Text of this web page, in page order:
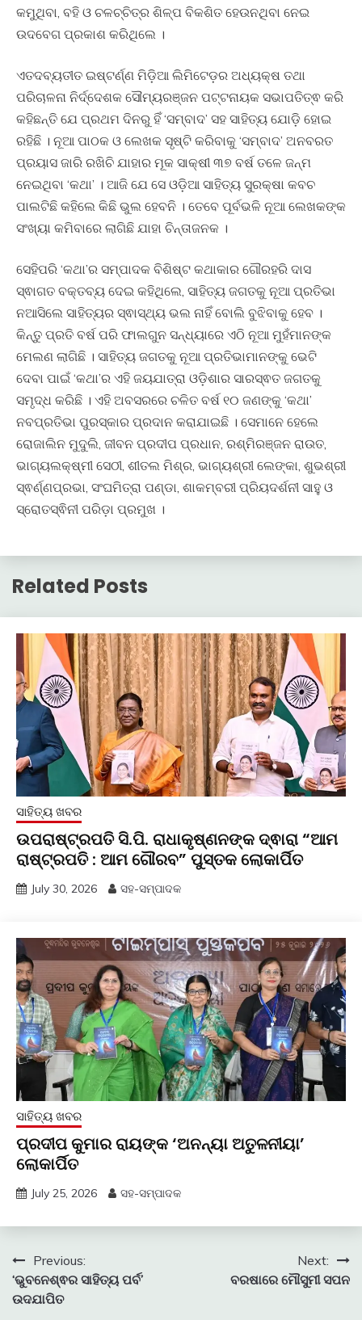
କମୁଥିବା, ବହି ଓ ଚଳଚ୍ଚିତ୍ର ଶିଳ୍ପ ବିକଶିତ ହେଉନଥିବା ନେଇ
ଉଦବେଗ ପ୍ରକାଶ କରିଥିଲେ ।
ଏତଦବ୍ୟତୀତ ଇଷ୍ଟର୍ଣ୍ଣ ମିଡ଼ିଆ ଲିମିଟେଡ଼ର ଅଧ୍ୟକ୍ଷ ତଥା
ପରିଚାଳନା ନିର୍ଦ୍ଦେଶକ ସୌମ୍ୟରଞ୍ଜନ ପଟ୍ଟନାୟକ ସଭାପତିତ୍ଵ କରି
କହିଛନ୍ତି ଯେ ପ୍ରଥମ ଦିନରୁ ହିଁ ‘ସମ୍ବାଦ’ ସହ ସାହିତ୍ୟ ଯୋଡ଼ି ହୋଇ
ରହିଛି । ନୂଆ ପାଠକ ଓ ଲେଖକ ସୃଷ୍ଟି କରିବାକୁ ‘ସମ୍ବାଦ’ ଅନବରତ
ପ୍ରୟାସ ଜାରି ରଖିଚି ଯାହାର ମୂକ ସାକ୍ଷୀ ୩୭ ବର୍ଷ ତଳେ ଜନ୍ମ
ନେଇଥିବା ‘କଥା’ । ଆଜି ଯେ ସେ ଓଡ଼ିଆ ସାହିତ୍ୟ ସୁରକ୍ଷା କବଚ
ପାଲଟିଛି କହିଲେ କିଛି ଭୁଲ ହେବନି । ତେବେ ପୂର୍ବଭଳି ନୂଆ ଲେଖକଙ୍କ
ସଂଖ୍ୟା କମିବାରେ ଲାଗିଛି ଯାହା ଚିନ୍ତାଜନକ ।
ସେହିପରି ‘କଥା’ର ସମ୍ପାଦକ ବିଶିଷ୍ଟ କଥାକାର ଗୌରହରି ଦାସ
ସ୍ଵାଗତ ବକ୍ତବ୍ୟ ଦେଇ କହିଥିଲେ, ସାହିତ୍ୟ ଜଗତକୁ ନୂଆ ପ୍ରତିଭା
ନଆସିଲେ ସାହିତ୍ୟର ସ୍ଵାସ୍ଥ୍ୟ ଭଲ ନାହିଁ ବୋଲି ବୁଝିବାକୁ ହେବ ।
କିନ୍ତୁ ପ୍ରତି ବର୍ଷ ପରି ଫାଲଗୁନ ସନ୍ଧ୍ୟାରେ ଏଠି ନୂଆ ମୁହଁମାନଙ୍କ
ମେଲଣ ଲାଗିଛି । ସାହିତ୍ୟ ଜଗତକୁ ନୂଆ ପ୍ରତିଭାମାନଙ୍କୁ ଭେଟି
ଦେବା ପାଇଁ ‘କଥା’ର ଏହି ଜୟଯାତ୍ରା ଓଡ଼ିଶାର ସାରସ୍ଵତ ଜଗତକୁ
ସମୃଦ୍ଧ କରିଛି । ଏହି ଅବସରରେ ଚଳିତ ବର୍ଷ ୧୦ ଜଣଙ୍କୁ ‘କଥା’
ନବପ୍ରତିଭା ପୁରସ୍କାର ପ୍ରଦାନ କରାଯାଇଛି । ସେମାନେ ହେଲେ
ରୋଜାଲିନ ମୁଦୁଲି, ଜୀବନ ପ୍ରଦୀପ ପ୍ରଧାନ, ରଶ୍ମିରଞ୍ଜନ ରାଉତ,
ଭାଗ୍ୟଲକ୍ଷ୍ମୀ ସେଠୀ, ଶୀତଲ ମିଶ୍ର, ଭାଗ୍ୟଶ୍ରୀ ଲେଙ୍କା, ଶୁଭଶ୍ରୀ
ସ୍ଵର୍ଣ୍ଣପ୍ରଭା, ସଂଘମିତ୍ରା ପଣ୍ଡା, ଶାକମ୍ବରୀ ପ୍ରିୟଦର୍ଶନୀ ସାହୁ ଓ
ସ୍ରୋତସ୍ଵିନୀ ପରିଡ଼ା ପ୍ରମୁଖ ।
Related Posts
ସାହିତ୍ୟ ଖବର
ଉପରାଷ୍ଟ୍ରପତି ସି.ପି. ରାଧାକୃଷ୍ଣନଙ୍କ ଦ୍ଵାରା “ଆମ
ରାଷ୍ଟ୍ରପତି : ଆମ ଗୌରବ” ପୁସ୍ତକ ଲୋକାର୍ପିତ
July 30, 2026 ସହ-ସମ୍ପାଦକ
ସାହିତ୍ୟ ଖବର
ପ୍ରଦୀପ କୁମାର ରାୟଙ୍କ ‘ଅନନ୍ୟା ଅତୁଳନୀୟା’
ଲୋକାର୍ପିତ
July 25, 2026 ସହ-ସମ୍ପାଦକ
Post
navigation
Previous:
‘ଭୁବନେଶ୍ଵର ସାହିତ୍ୟ ପର୍ବ’
ଉଦଯାପିତ
Next:
ବରଷାରେ ମୌସୁମୀ ସପନ